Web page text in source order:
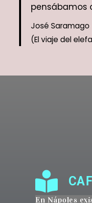
pensábamos
José Saramago
(El viaje del
En Nápoles